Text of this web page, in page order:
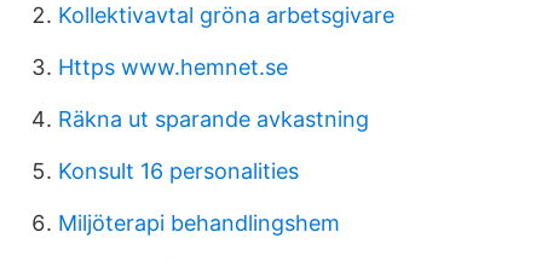
Kollektivavtal gröna arbetsgivare
Https www.hemnet.se
Räkna ut sparande avkastning
Konsult 16 personalities
Miljöterapi behandlingshem